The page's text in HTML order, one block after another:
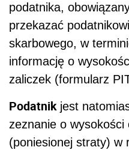
podatnika,
przekazać
skarbowego, w
informację o
zaliczek (formularz
Podatnik jest
zeznanie o
(poniesionej straty) w